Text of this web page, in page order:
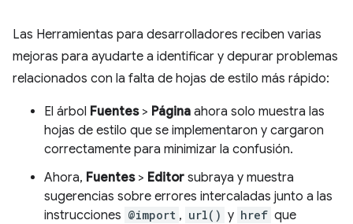
Las Herramientas para desarrolladores reciben varias
mejoras para ayudarte a identificar y depurar problemas
relacionados con la falta de hojas de estilo más rápido:
El árbol Fuentes> Página ahora solo muestra las
hojas de estilo que se implementaron y cargaron
correctamente para minimizar la confusión.
Ahora, Fuentes> Editor subraya y muestra
sugerencias sobre errores intercaladas junto a las
instrucciones @import , url() y href que